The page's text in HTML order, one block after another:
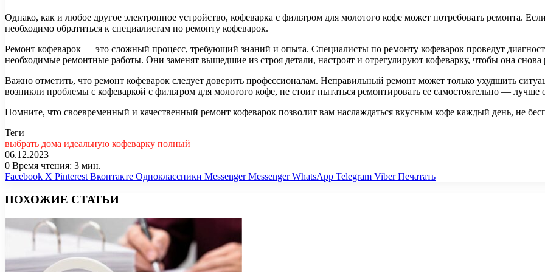
Однако, как и любое другое электронное устройство, кофеварка с фильтром для молотого кофе может потребовать ремонта.
необходимо обратиться к специалистам по ремонту кофеварок.
Ремонт кофеварок — это сложный процесс, требующий знаний и опыта. Специалисты по ремонту кофеварок проведут
необходимые ремонтные работы. Они заменят вышедшие из строя детали, настроят и отрегулируют кофеварку, чтобы она снова
Важно отметить, что ремонт кофеварок следует доверить профессионалам. Неправильный ремонт может только ухудшить
возникли проблемы с кофеваркой с фильтром для молотого кофе, не стоит пытаться ремонтировать ее самостоятельно —
Помните, что своевременный и качественный ремонт кофеварок позволит вам наслаждаться вкусным кофе каждый день, не
Теги
выбрать дома идеальную кофеварку полный
06.12.2023
0 Время чтения: 3 мин.
Facebook X Pinterest Вконтакте Одноклассники Messenger Messenger WhatsApp Telegram Viber Печатать
ПОХОЖИЕ СТАТЬИ